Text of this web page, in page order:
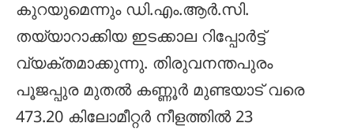
കുറയുമെന്നും ഡി.എം.ആർ.സി.
തയ്യാറാക്കിയ ഇടക്കാല റിപ്പോർട്ട്
വ്യക്തമാക്കുന്നു. തിരുവനന്തപുരം
പൂജപ്പുര മുതൽ കണ്ണൂർ മുണ്ടയാട് വരെ
473.20 കിലോമീറ്റർ നീളത്തിൽ 23